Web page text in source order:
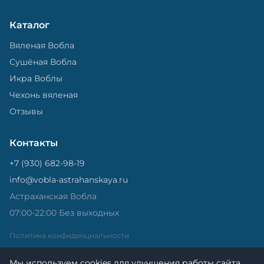
Каталог
Вяленая Вобла
Сушёная Вобла
Икра Воблы
Чехонь вяленая
Отзывы
Контакты
+7 (930) 682-98-19
info@vobla-astrahanskaya.ru
Астраханская Вобла
07:00-22:00 Без выходных
Политика конфиденциальности